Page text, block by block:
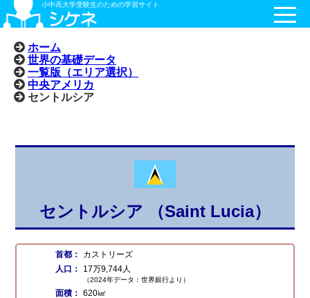
小中高大学受験生のための学習サイト
ホーム
世界の基礎データ
一覧版（エリア選択）
中央アメリカ
セントルシア
セントルシア （Saint Lucia）
首都：
カストリーズ
人口：
17万9,744人
（2024年データ：世界銀行より）
面積： 620㎢